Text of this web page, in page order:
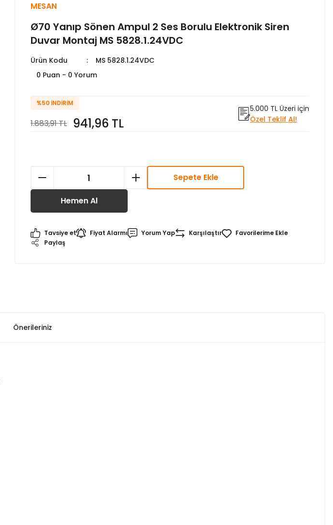
MESAN
Ø70 Yanıp Sönen Ampul 2 Ses Borulu Elektronik Siren
Duvar Montaj MS 5828.1.24VDC
Ürün Kodu
MS 5828.1.24VDC
0 Puan - 0 Yorum
%50İNDIRIM
1.883,91 TL 941,96 TL
5.000 TL Üzeri için
Özel Teklif Al!
Sepete Ekle
Hemen Al
Tavsiye et Fiyat Alarmı Yorum Yap
Karşılaştır
Paylaş
Önerileriniz